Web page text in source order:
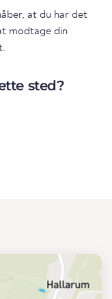
at du har det
modtage din
sted?